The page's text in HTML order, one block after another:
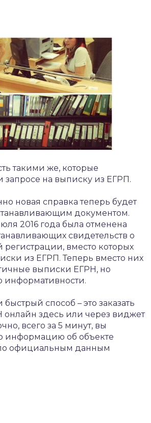
такими же, которые
запросе на выписку из ЕГРП.
новая справка теперь будет
документом.
2016 года была отменена
свидетельств о
регистрации, вместо которых
из ЕГРП. Теперь вместо них
выписки ЕГРН, но
способ – это заказать
онлайн здесь или через виджет
всего за 5 минут, вы
информацию об объекте
официальным данным